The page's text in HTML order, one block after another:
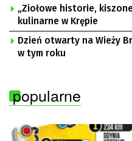
„Ziołowe historie,
kulinarne w Krępie
Dzień otwarty na Wieży
w tym roku
popularne